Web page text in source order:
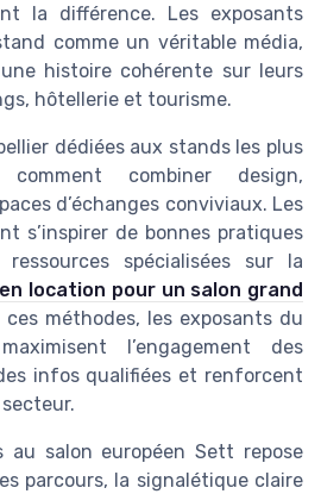
la différence. Les exposants
comme un véritable média,
histoire cohérente sur leurs
hôtellerie et tourisme.
dédiées aux stands les plus
combiner design,
d’échanges conviviaux. Les
s’inspirer de bonnes pratiques
spécialisées sur la
location pour un salon grand
méthodes, les exposants du
l’engagement des
infos qualifiées et renforcent
au salon européen Sett repose
parcours, la signalétique claire